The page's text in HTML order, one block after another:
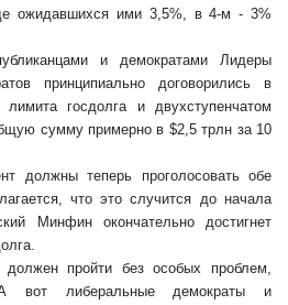
ожидавшихся ими 3,5%, в 4-м - 3%
и демократами Лидеры
принципиально договорились в
госдолга и двухступенчатом
сумму примерно в $2,5 трлн за 10
должны теперь проголосовать обе
что это случится до начала
Минфин окончательно достигнет
должен пройти без особых проблем,
вот либеральные демократы и